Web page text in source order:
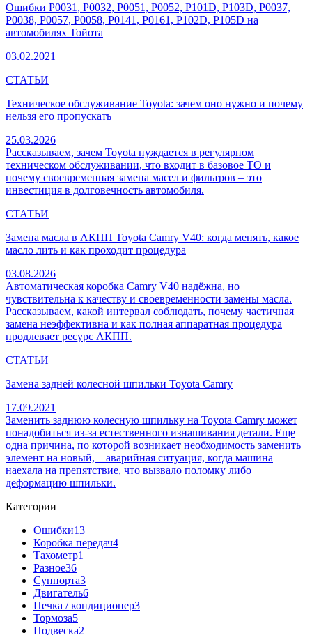
Ошибки P0031, P0032, P0051, P0052, P101D, P103D, P0037,
P0038, P0057, P0058, P0141, P0161, P102D, P105D на
автомобилях Тойота
03.02.2021
СТАТЬИ
Техническое обслуживание Toyota: зачем оно нужно и почему
нельзя его пропускать
25.03.2026
Рассказываем, зачем Toyota нуждается в регулярном
техническом обслуживании, что входит в базовое ТО и
почему своевременная замена масел и фильтров – это
инвестиция в долговечность автомобиля.
СТАТЬИ
Замена масла в АКПП Toyota Camry V40: когда менять, какое
масло лить и как проходит процедура
03.08.2026
Автоматическая коробка Camry V40 надёжна, но
чувствительна к качеству и своевременности замены масла.
Рассказываем, какой интервал соблюдать, почему частичная
замена неэффективна и как полная аппаратная процедура
продлевает ресурс АКПП.
СТАТЬИ
Замена задней колесной шпильки Toyota Camry
17.09.2021
Заменить заднюю колесную шпильку на Toyota Camry может
понадобиться из-за естественного изнашивания детали. Еще
одна причина, по которой возникает необходимость заменить
элемент на новый, – аварийная ситуация, когда машина
наехала на препятствие, что вызвало поломку либо
деформацию шпильки.
Категории
Ошибки13
Коробка передач4
Тахометр1
Разное36
Cуппорта3
Двигатель6
Печка / кондиционер3
Тормоза5
Подвеска2